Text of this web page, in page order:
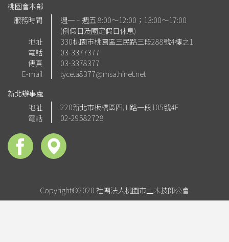
桃園會本部
服務時間
週一 ~ 週五 8:00～12:00；13:00～17:00
(例假日及國定假日休息)
地址
330桃園市桃園區三民路三段288號4樓之1
電話
03-3377377
傳真
03-3378377
E-mail
tyce.a8377@msa.hinet.net
新北辦事處
地址
220新北市板橋區四川路一段105號4F
電話
02-29582728
Copyright©2020 社團法人桃園市土木技師公會